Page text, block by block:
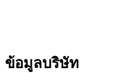
ข้อมูลบริษัท